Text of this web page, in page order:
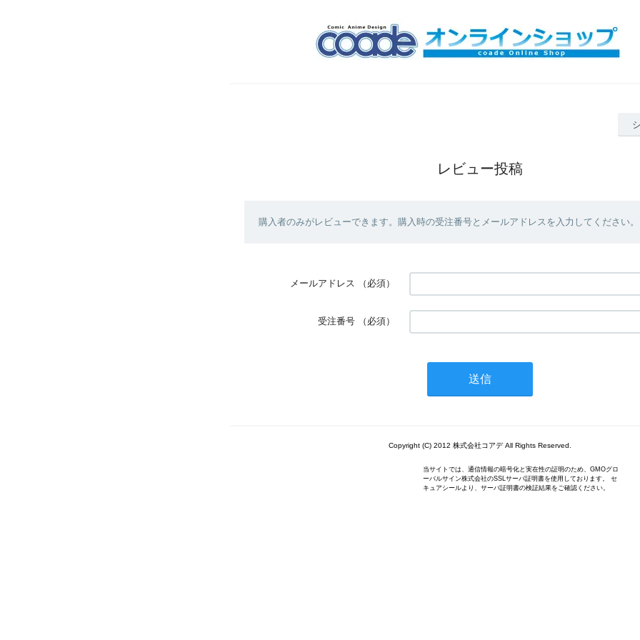
レビュー投稿
購入者のみがレビューできます。購入時の受注番号とメールアドレスを入力してください。
メールアドレス （必須）
受注番号 （必須）
Copyright (C) 2012 株式会社コアデ All Rights Reserved.
当サイトでは、通信情報の暗号化と実在性の証明のため、GMOグロ
ーバルサイン株式会社のSSLサーバ証明書を使用しております。 セ
キュアシールより、サーバ証明書の検証結果をご確認ください。